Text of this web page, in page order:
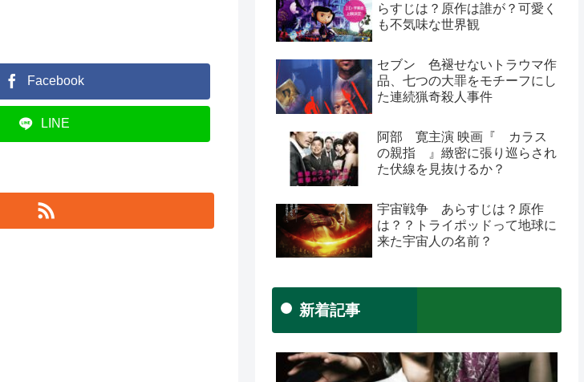
Facebook
LINE
らすじは？原作は誰が？可愛く
も不気味な世界観
セブン 色褪せないトラウマ作
品、七つの大罪をモチーフにし
た連続猟奇殺人事件
阿部 寛主演 映画『 カラス
の親指 』緻密に張り巡らされ
た伏線を見抜けるか？
宇宙戦争 あらすじは？原作
は？？トライポッドって地球に
来た宇宙人の名前？
新着記事